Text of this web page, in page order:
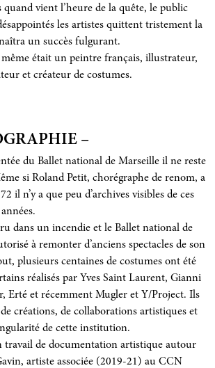
vient l’heure de la quête, le public
les artistes quittent tristement la
un succès fulgurant.
était un peintre français, illustrateur,
et créateur de costumes.
–
du Ballet national de Marseille il ne reste
si Roland Petit, chorégraphe de renom, a
il n’y a que peu d’archives visibles de ces
dans un incendie et le Ballet national de
à remonter d’anciens spectacles de son
plusieurs centaines de costumes ont été
réalisés par Yves Saint Laurent, Gianni
Erté et récemment Mugler et Y/Project. Ils
créations, de collaborations artistiques et
de cette institution.
travail de documentation artistique autour
artiste associée (2019-21) au CCN